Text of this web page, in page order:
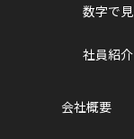
数字で
社員紹介
会社概要